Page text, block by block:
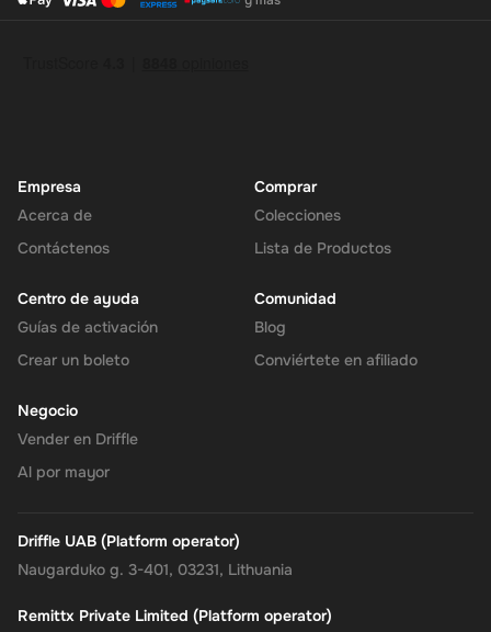
Redeem y Depósito
: Una vez verificada, el importe de su vale
región.
Empresa
Acerca de
Contáctenos
Comprar
Colecciones
Lista de Productos
Centro de ayuda
Guías de activación
Crear un boleto
Comunidad
Blog
Conviértete en afiliado
Negocio
Vender en Driffle
Al por mayor
Driffle UAB (Platform operator)
Naugarduko g. 3-401, 03231, Lithuania
Remittx Private Limited (Platform operator)